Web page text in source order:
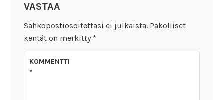
VASTAA
Sähköpostiosoitettasi ei julkaista. Pakolliset
kentät on merkitty *
KOMMENTTI
*